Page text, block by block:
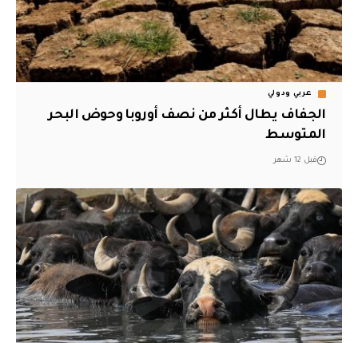
عربي ودولي
الجفاف يطال أكثر من نصف أوروبا وحوض البحر
المتوسط
قبل 12 شهر